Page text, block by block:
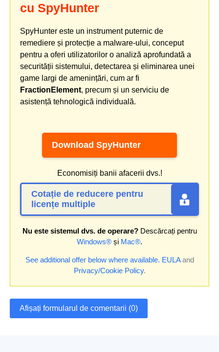
cu SpyHunter
SpyHunter este un instrument puternic de
remediere și protecție a malware-ului, conceput
pentru a oferi utilizatorilor o analiză aprofundată a
securității sistemului, detectarea și eliminarea unei
game largi de amenințări, cum ar fi
FractionElement, precum și un serviciu de
asistență tehnologică individuală.
Download SpyHunter
Economisiți banii afacerii dvs.!
Cotație de reducere pentru
licențe multiple
Nu este sistemul dvs. de operare?Descărcați pentru
Windows® și Mac®.
See additional offer below where available. EULAand
Privacy/Cookie Policy.
Afișați formularul de comentarii (0)